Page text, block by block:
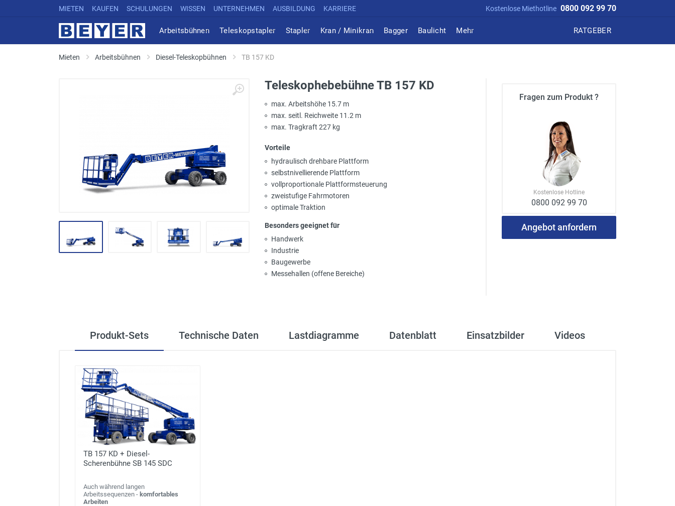
MIETEN KAUFEN SCHULUNGEN WISSEN UNTERNEHMEN AUSBILDUNG KARRIERE Kostenlose Miethotline 0800 092 99 70
Arbeitsbühnen Teleskopstapler Stapler Kran / Minikran Bagger Baulicht Mehr RATGEBER
Mieten Arbeitsbühnen Diesel-Teleskopbühnen TB 157 KD
Teleskophebebühne TB 157 KD
max. Arbeitshöhe 15.7 m
max. seitl. Reichweite 11.2 m
max. Tragkraft 227 kg
Vorteile
hydraulisch drehbare Plattform
selbstnivellierende Plattform
vollproportionale Plattformsteuerung
zweistufige Fahrmotoren
optimale Traktion
Besonders geeignet für
Handwerk
Industrie
Baugewerbe
Messehallen (offene Bereiche)
Fragen zum Produkt ?
Kostenlose Hotline
0800 092 99 70
Angebot anfordern
Produkt-Sets Technische Daten Lastdiagramme Datenblatt Einsatzbilder Videos
TB 157 KD + Diesel-
Scherenbühne SB 145 SDC
Auch während langen
Arbeitssequenzen - komfortables
Arbeiten